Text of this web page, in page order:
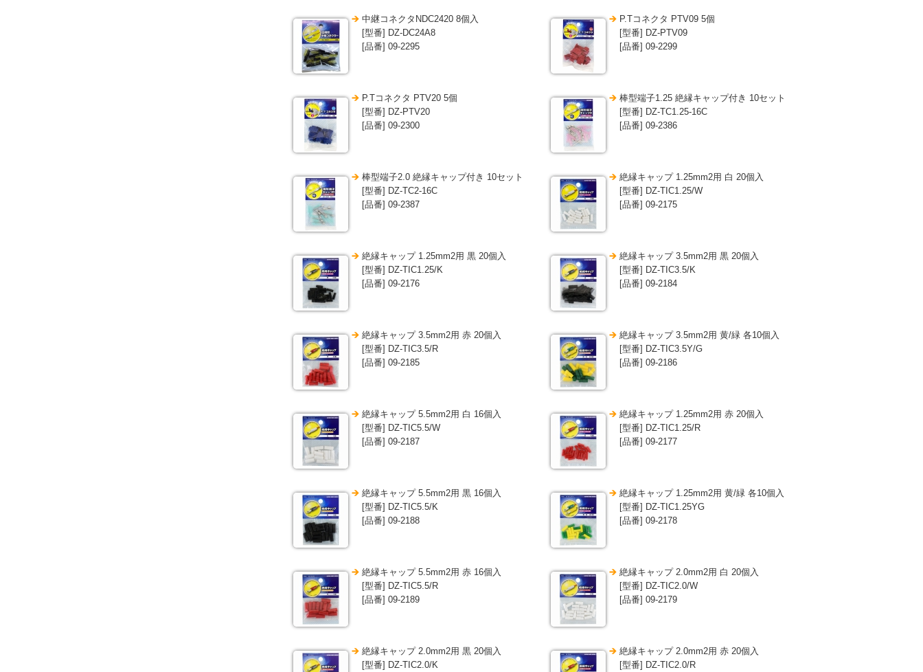
中継コネクタNDC2420 8個入
[型番] DZ-DC24A8
[品番] 09-2295
P.Tコネクタ PTV09 5個
[型番] DZ-PTV09
[品番] 09-2299
P.Tコネクタ PTV20 5個
[型番] DZ-PTV20
[品番] 09-2300
棒型端子1.25 絶縁キャップ付き 10セット
[型番] DZ-TC1.25-16C
[品番] 09-2386
棒型端子2.0 絶縁キャップ付き 10セット
[型番] DZ-TC2-16C
[品番] 09-2387
絶縁キャップ 1.25mm2用 白 20個入
[型番] DZ-TIC1.25/W
[品番] 09-2175
絶縁キャップ 1.25mm2用 黒 20個入
[型番] DZ-TIC1.25/K
[品番] 09-2176
絶縁キャップ 3.5mm2用 黒 20個入
[型番] DZ-TIC3.5/K
[品番] 09-2184
絶縁キャップ 3.5mm2用 赤 20個入
[型番] DZ-TIC3.5/R
[品番] 09-2185
絶縁キャップ 3.5mm2用 黄/緑 各10個入
[型番] DZ-TIC3.5Y/G
[品番] 09-2186
絶縁キャップ 5.5mm2用 白 16個入
[型番] DZ-TIC5.5/W
[品番] 09-2187
絶縁キャップ 1.25mm2用 赤 20個入
[型番] DZ-TIC1.25/R
[品番] 09-2177
絶縁キャップ 5.5mm2用 黒 16個入
[型番] DZ-TIC5.5/K
[品番] 09-2188
絶縁キャップ 1.25mm2用 黄/緑 各10個入
[型番] DZ-TIC1.25YG
[品番] 09-2178
絶縁キャップ 5.5mm2用 赤 16個入
[型番] DZ-TIC5.5/R
[品番] 09-2189
絶縁キャップ 2.0mm2用 白 20個入
[型番] DZ-TIC2.0/W
[品番] 09-2179
絶縁キャップ 2.0mm2用 黒 20個入
[型番] DZ-TIC2.0/K
絶縁キャップ 2.0mm2用 赤 20個入
[型番] DZ-TIC2.0/R